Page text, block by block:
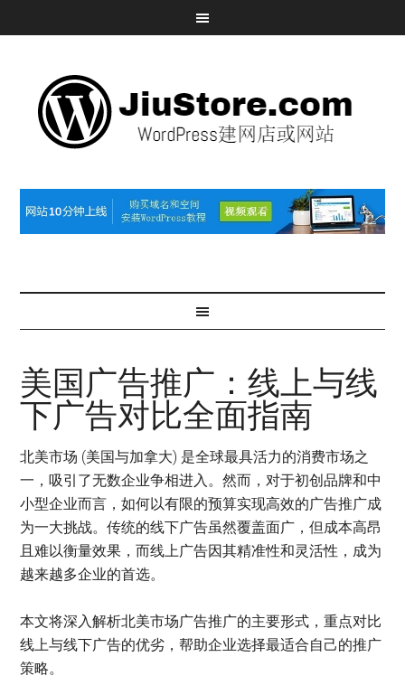
美国广告推广：线上与线
下广告对比全面指南
北美市场 (美国与加拿大) 是全球最具活力的消费市场之
一，吸引了无数企业争相进入。然而，对于初创品牌和中
小型企业而言，如何以有限的预算实现高效的广告推广成
为一大挑战。传统的线下广告虽然覆盖面广，但成本高昂
且难以衡量效果，而线上广告因其精准性和灵活性，成为
越来越多企业的首选。
本文将深入解析北美市场广告推广的主要形式，重点对比
线上与线下广告的优劣，帮助企业选择最适合自己的推广
策略。